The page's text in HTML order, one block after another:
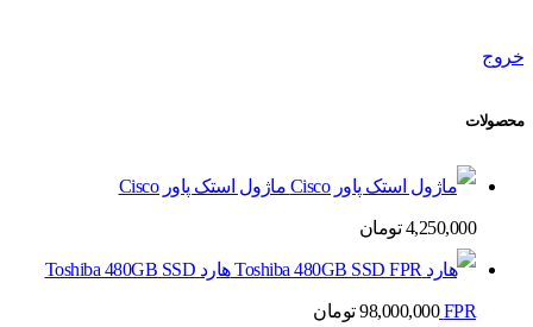
خروج
محصولات
ماژول استک پاور Cisco
4,250,000 تومان
هارد Toshiba 480GB SSD
FPR
98,000,000 تومان